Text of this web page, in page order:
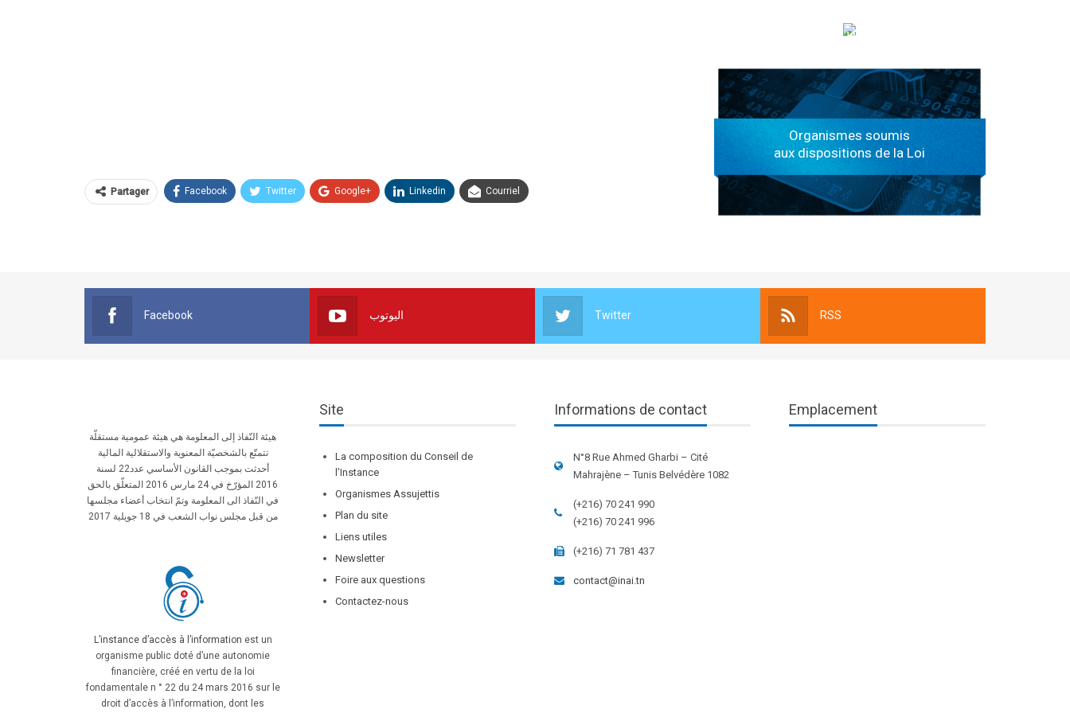
Partager Facebook Twitter Google+ Linkedin Courriel
الهياكل الخاضعة لقانون النفاذ إلى المعلومة
Organismes soumis
aux dispositions de la Loi
Facebook اليوتوب Twitter RSS
هيئة النّفاذ إلى المعلومة هي هيئة عمومية مستقلّة
تتمتّع بالشخصيّة المعنوية والاستقلالية المالية
أحدثت بموجب القانون الأساسي عدد22 لسنة
2016 المؤرّخ في 24 مارس 2016 المتعلّق بالحق
في النّفاذ الى المعلومة وتمّ انتخاب أعضاء مجلسها
من قبل مجلس نواب الشعب في 18 جويلية 2017
L’instance d’accès à l’information est un
organisme public doté d’une autonomie
financière, créé en vertu de la loi
fondamentale n ° 22 du 24 mars 2016 sur le
droit d’accès à l’information, dont les
Site
La composition du Conseil de
l’Instance
Organismes Assujettis
Plan du site
Liens utiles
Newsletter
Foire aux questions
Contactez-nous
Informations de contact
N°8 Rue Ahmed Gharbi – Cité
Mahrajène – Tunis Belvédère 1082
(+216) 70 241 990
(+216) 70 241 996
(+216) 71 781 437
contact@inai.tn
Emplacement